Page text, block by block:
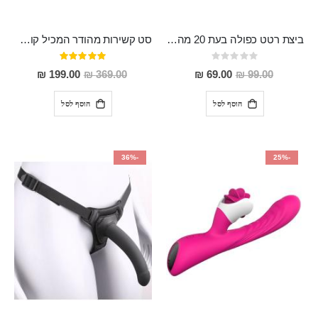
ביצת רטט כפולה בעת 20 מהירויות שונות עובדת ישירות מחשמל ללא צורך בבטריות "Ku"
Rating:
0%
99.00 ₪
מחיר
מבצע
69.00 ₪
הוסף לסל
סט קשירות מהודר המכיל קולר עם רצועה, מצבטי פטמות מקצועיים ואזיקי פרימיום "VESPA"
דירוג:
100%
369.00 ₪
מחיר
מבצע
199.00 ₪
הוסף לסל
-25%
-36%